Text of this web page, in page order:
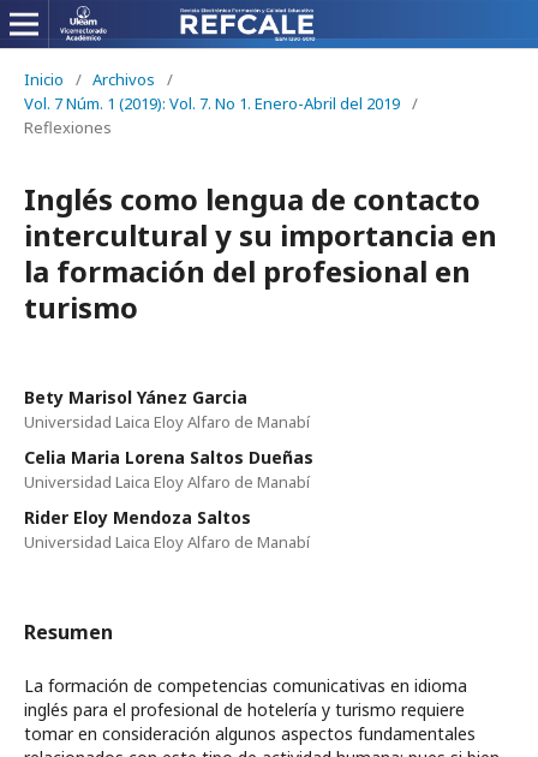
Inicio / Archivos
/
Vol. 7 Núm. 1 (2019): Vol. 7. No 1. Enero-Abril del 2019 /
Reflexiones
Inglés como lengua de contacto
intercultural y su importancia en
la formación del profesional en
turismo
Bety Marisol Yánez Garcia
Universidad Laica Eloy Alfaro de Manabí
Celia Maria Lorena Saltos Dueñas
Universidad Laica Eloy Alfaro de Manabí
Rider Eloy Mendoza Saltos
Universidad Laica Eloy Alfaro de Manabí
Resumen
La formación de competencias comunicativas en idioma
inglés para el profesional de hotelería y turismo requiere
tomar en consideración algunos aspectos fundamentales